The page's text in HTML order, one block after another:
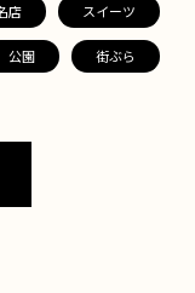
店 スイーツ
公園 街ぶら